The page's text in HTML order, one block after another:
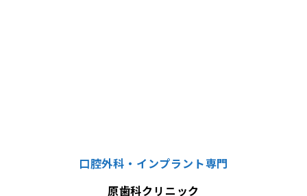
口腔外科・インプラント専門
原歯科クリニック